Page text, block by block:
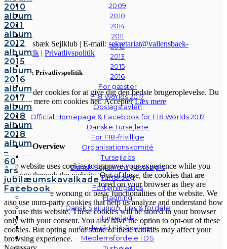
2009
2010
2014
2011
2012
2013
2015
2016
For gæster
F18 Worlds 2017
Opslagstavlen
Official Homepage & Facebook for F18 Worlds 2017
Danske Tursejlere
For F18-frivillige
Organisationskomité
Tursejlads
Dansk Sejlunions gastebørs
Turforslag
Fortøjningstips
Flagning
Dansk Sejlunion: Tips & fordele
Tursejlads
Gode råd til bådejeren
Medlemsfordele i DS
2010
album
2011
album
2012
album
2015
album
2016
album
2017
album
2018
album
2018
album
–
60
års
jubilæumskavalkade
Facebook
© Vallensbæk Sejlklub | E-mail: sekretariat@vallensbaek-
sejlklub.dk | Privatlivspolitik
Cookies & Privatlivspolitik
Vi anvender cookies for at give dig den bedste brugeroplevelse. Du
kan læse mere om cookies her.Accepter Læs mere
Luk
Privacy Overview
This website uses cookies to improve your experience while you
navigate through the website. Out of these, the cookies that are
categorized as necessary are stored on your browser as they are
essential for the working of basic functionalities of the website. We
also use third-party cookies that help us analyze and understand how
you use this website. These cookies will be stored in your browser
only with your consent. You also have the option to opt-out of these
cookies. But opting out of some of these cookies may affect your
browsing experience.